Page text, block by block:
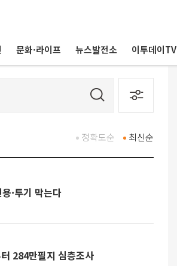
문화·라이프 뉴스발전소 이투데이TV
최신순
정확도순
·투기 막는다
284만필지 심층조사